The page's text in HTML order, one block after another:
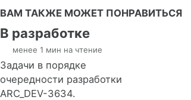
ВАМ ТАКЖЕ МОЖЕТ ПОНРАВИТЬСЯ
В разработке
менее 1 мин на чтение
Задачи в порядке
очередности разработки
ARC_DEV-3634.